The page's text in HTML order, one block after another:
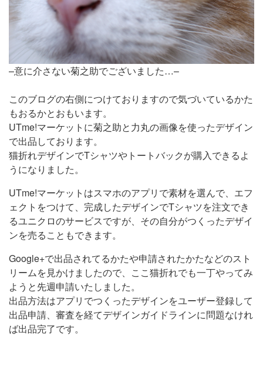
–意に介さない菊之助でございました…–
このブログの右側につけておりますので気づいているかた
もおるかとおもいます。
UTme!マーケットに菊之助と力丸の画像を使ったデザイン
で出品しております。
猫折れデザインでTシャツやトートバックが購入できるよ
うになりました。
UTme!マーケットはスマホのアプリで素材を選んで、エフ
ェクトをつけて、完成したデザインでTシャツを注文でき
るユニクロのサービスですが、その自分がつくったデザイ
ンを売ることもできます。
Google+で出品されてるかたや申請されたかたなどのスト
リームを見かけましたので、ここ猫折れでも一丁やってみ
ようと先週申請いたしました。
出品方法はアプリでつくったデザインをユーザー登録して
出品申請、審査を経てデザインガイドラインに問題なけれ
ば出品完了です。